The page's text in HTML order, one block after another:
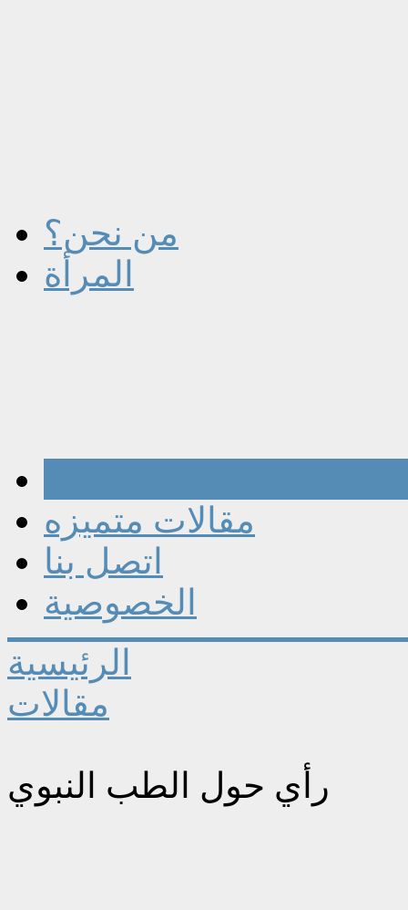
من نحن؟
المرأة
مقالات متميزه
اتصل بنا
الخصوصية
الرئيسية
مقالات
رأي حول الطب النبوي